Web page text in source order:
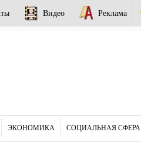
Видео Реклама
ЭКОНОМИКА СОЦИАЛЬНАЯ СФЕРА